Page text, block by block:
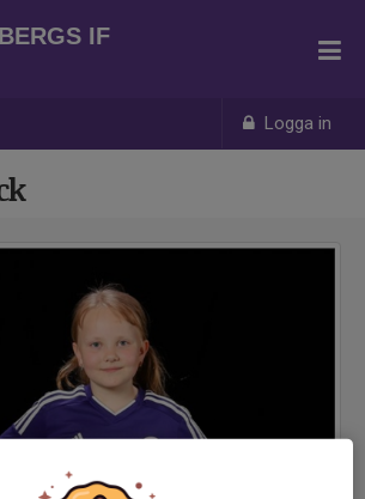
Logga in
IF